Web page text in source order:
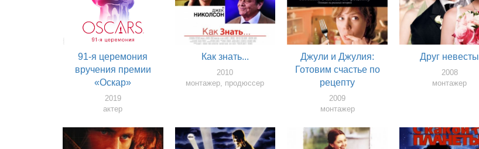
91-я церемония
вручения премии
«Оскар»
2019
актер
Как знать...
2010
монтажер, продюссер
Джули и Джулия:
Готовим счастье по
рецепту
2009
монтажер
Друг невесты
2008
монтажер